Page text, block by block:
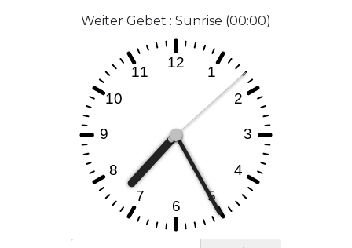
Weiter Gebet : Sunrise (00:00)